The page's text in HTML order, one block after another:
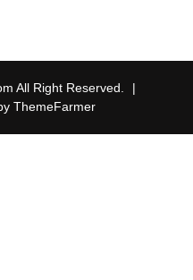
All Right Reserved.
|
ThemeFarmer